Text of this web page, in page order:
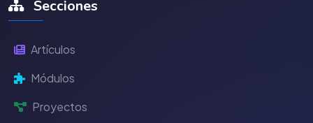
Secciones
Artículos
Módulos
Proyectos